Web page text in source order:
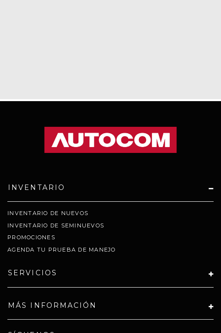
INVENTARIO
INVENTARIO DE NUEVOS
INVENTARIO DE SEMINUEVOS
PROMOCIONES
AGENDA TU PRUEBA DE MANEJO
SERVICIOS
MÁS INFORMACIÓN